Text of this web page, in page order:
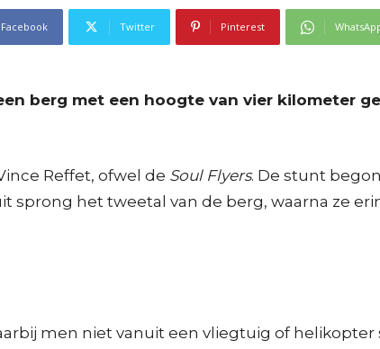
Facebook Twitter Pinterest
berg met een hoogte van vier kilometer
Reffet, ofwel de Soul Flyers. De stunt
sprong het tweetal van de berg, waarna ze
men niet vanuit een vliegtuig of